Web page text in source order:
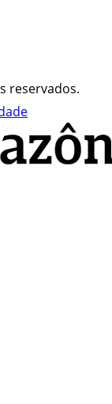
reservados.